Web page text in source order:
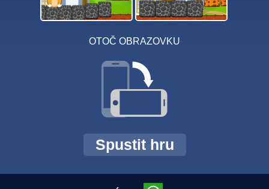
OTOČ OBRAZOVKU
Spustit hru